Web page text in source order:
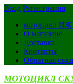
Вход Регистрация
мотоцикл ИЖ
О магазине
Доставка
Контакты
Обратная
МОТОЦИКЛ